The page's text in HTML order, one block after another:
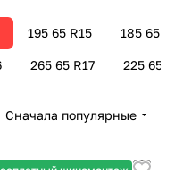
195 65 R15 185 65
265 65 R17 225 65
Сначала популярные